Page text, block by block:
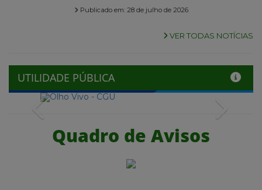
Publicado em: 28 de julho de 2026
VER TODAS NOTÍCIAS
UTILIDADE PÚBLICA
Previous
Quadro de Avisos